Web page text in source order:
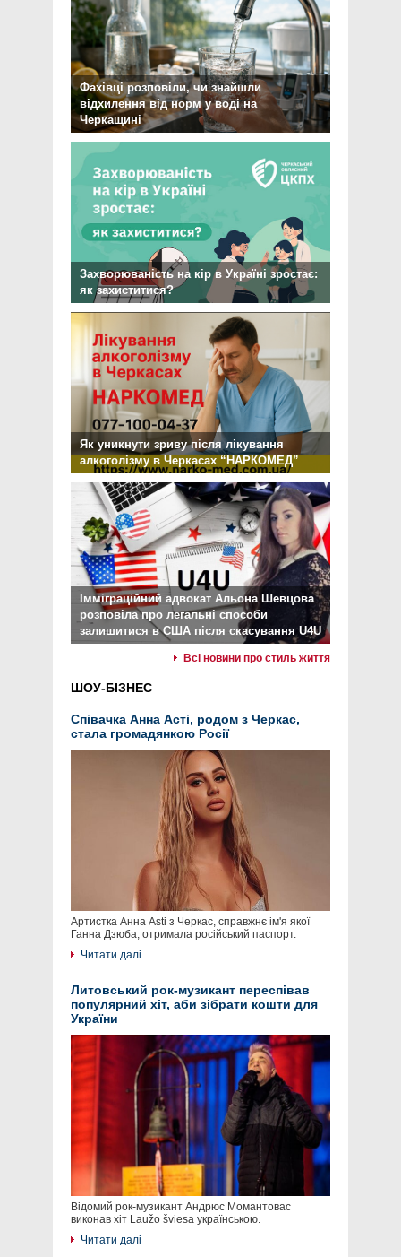
Фахівці розповіли, чи знайшли
відхилення від норм у воді на
Черкащині
Захворюваність на кір в Україні зростає:
як захиститися?
Як уникнути зриву після лікування
алкоголізму в Черкасах “НАРКОМЕД”
Імміграційний адвокат Альона Шевцова
розповіла про легальні способи
залишитися в США після скасування U4U
Всі новини про стиль життя
ШОУ-БІЗНЕС
Співачка Анна Асті, родом з Черкас,
стала громадянкою Росії
Артистка Анна Asti з Черкас, справжнє ім'я якої
Ганна Дзюба, отримала російський паспорт.
Читати далі
Литовський рок-музикант переспівав
популярний хіт, аби зібрати кошти для
України
Відомий рок-музикант Андрюс Момантовас
виконав хіт Laužo šviesa українською.
Читати далі